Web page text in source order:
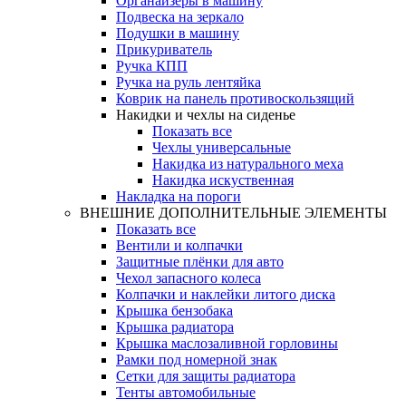
Подвеска на зеркало
Подушки в машину
Прикуриватель
Ручка КПП
Ручка на руль лентяйка
Коврик на панель противоскользящий
Накидки и чехлы на сиденье
Показать все
Чехлы универсальные
Накидка из натурального меха
Накидка искуственная
Накладка на пороги
ВНЕШНИЕ ДОПОЛНИТЕЛЬНЫЕ ЭЛЕМЕНТЫ
Показать все
Вентили и колпачки
Защитные плёнки для авто
Чехол запасного колеса
Колпачки и наклейки литого диска
Крышка бензобака
Крышка радиатора
Крышка маслозаливной горловины
Рамки под номерной знак
Сетки для защиты радиатора
Тенты автомобильные